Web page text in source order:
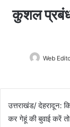
कुशल
Web
उत्तराखंड/ देहरादून:
कर गेहूं की बुवाई करें